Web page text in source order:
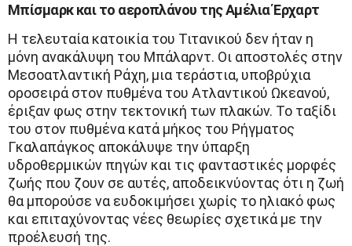
Μπίσμαρκ και το αεροπλάνου της Αμέλια Έρχαρτ
Η τελευταία κατοικία του Τιτανικού δεν ήταν η
μόνη ανακάλυψη του Μπάλαρντ. Οι αποστολές στην
Μεσοατλαντική Ράχη, μια τεράστια, υποβρύχια
οροσειρά στον πυθμένα του Ατλαντικού Ωκεανού,
έριξαν φως στην τεκτονική των πλακών. Το ταξίδι
του στον πυθμένα κατά μήκος του Ρήγματος
Γκαλαπάγκος αποκάλυψε την ύπαρξη
υδροθερμικών πηγών και τις φανταστικές μορφές
ζωής που ζουν σε αυτές, αποδεικνύοντας ότι η ζωή
θα μπορούσε να ευδοκιμήσει χωρίς το ηλιακό φως
και επιταχύνοντας νέες θεωρίες σχετικά με την
προέλευσή της.